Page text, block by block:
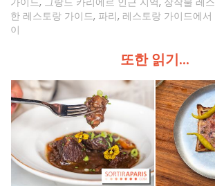
한 레스토랑 가이드, 파리, 레스토랑 가이드에
이
또한 읽기...